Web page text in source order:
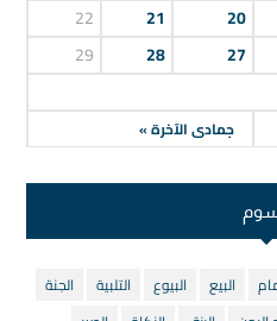
جمادى الآخرة »
20
21
22
27
28
29
البيع البيوع التلبية
الجنة